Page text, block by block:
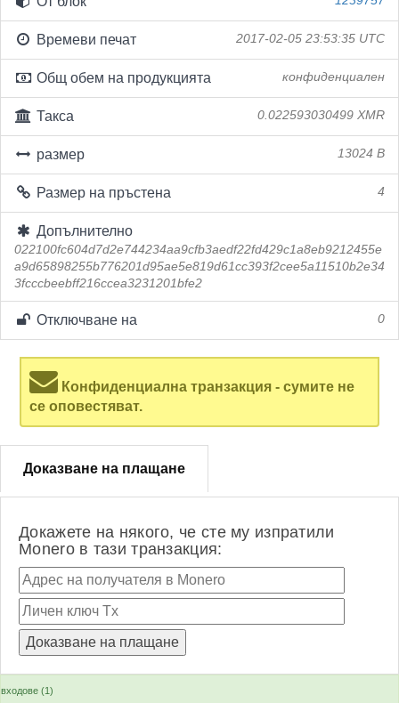
Времеви печат 2017-02-05 23:53:35 UTC
Общ обем на продукцията конфиденциален
Такса 0.022593030499 XMR
размер 13024 B
Размер на пръстена 4
Допълнително
022100fc604d7d2e744234aa9cfb3aedf22fd429c1a8eb9212455e
a9d65898255b776201d95ae5e819d61cc393f2cee5a11510b2e34
3fcccbeebff216ccea3231201bfe2
Отключване на 0
Конфиденциална транзакция - сумите не
се оповестяват.
Доказване на плащане
Докажете на някого, че сте му изпратили
Monero в тази транзакция:
входове (1)